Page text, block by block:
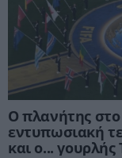
Ο πλανήτης
εντυπωσιακή
και ο...